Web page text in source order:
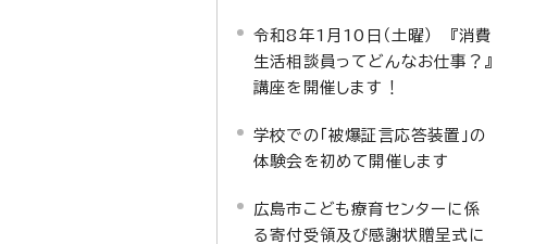
令和8年1月10日（土曜） 『消費
生活相談員ってどんなお仕事？』
講座を開催します！
学校での「被爆証言応答装置」の
体験会を初めて開催します
広島市こども療育センターに係
る寄付受領及び感謝状贈呈式に